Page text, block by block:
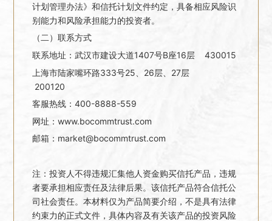
计划管理办法》和信托计划文件约定，具备相应风险识
别能力和风险承担能力的投资者。
（二）联系方式
联系地址：武汉市建设大道1407号B座16层 430015
上海市陆家嘴环路333号25、26层、27层
200120
客服热线：400-8888-559
网址：www.bocommtrust.com
邮箱：market@bocommtrust.com
注：投资人不得违规汇集他人资金购买信托产品，违规
者要承担相应责任及法律后果。该信托产品符合信托公
司社会责任。本材料仅为产品简要介绍，不是具有法律
约束力的正式文件，具体内容及有关该产品的投资风险